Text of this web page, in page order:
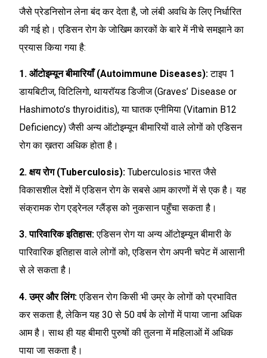
जैसे प्रेडनिसोन लेना बंद कर देता है, जो लंबी अवधि के लिए निर्धारित
की गई हो। एडिसन रोग के जोखिम कारकों के बारे में नीचे समझाने का
प्रयास किया गया है:
1. ऑटोइम्यून बीमारियाँ (Autoimmune Diseases):टाइप 1
डायबिटीज, विटिलिगो, थायरॉयड डिजीज (Graves’ Disease or
Hashimoto’s thyroiditis), या घातक एनीमिया (Vitamin B12
Deficiency) जैसी अन्य ऑटोइम्यून बीमारियों वाले लोगों को एडिसन
रोग का ख़तरा अधिक होता है।
2. क्षय रोग (Tuberculosis): Tuberculosis भारत जैसे
विकासशील देशों में एडिसन रोग के सबसे आम कारणों में से एक है। यह
संक्रामक रोग एड्रेनल ग्लैंड्स को नुकसान पहुँचा सकता है।
3. पारिवारिक इतिहास:एडिसन रोग या अन्य ऑटोइम्यून बीमारी के
पारिवारिक इतिहास वाले लोगों को, एडिसन रोग अपनी चपेट में आसानी
से ले सकता है।
4. उम्र और लिंग:एडिसन रोग किसी भी उम्र के लोगों को प्रभावित
कर सकता है, लेकिन यह 30 से 50 वर्ष के लोगों में पाया जाना अधिक
आम है। साथ ही यह बीमारी पुरुषों की तुलना में महिलाओं में अधिक
पाया जा सकता है।